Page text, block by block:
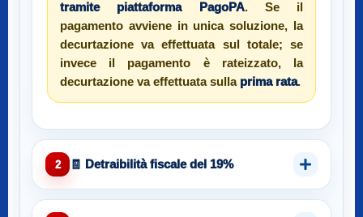
tramite piattaforma PagoPA. Se il
pagamento avviene in unica soluzione, la
decurtazione va effettuata sul totale; se
invece il pagamento è rateizzato, la
decurtazione va effettuata sulla prima rata.
2 🧾 Detraibilità fiscale del 19%